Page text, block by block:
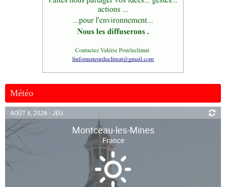
Météo
AOÛT 6, 2026 - JEU.
Montceau-les-Mines
France